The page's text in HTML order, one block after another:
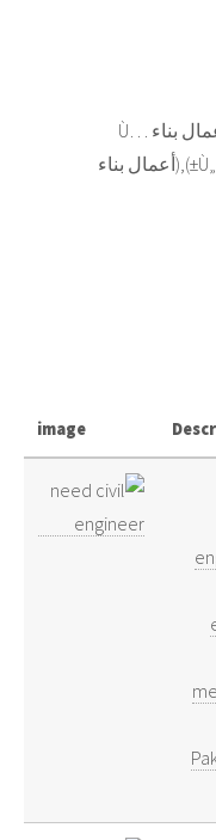
أعمال بناء:(أعمال بناء Ù„Ù„Ø¨ÙŠØ¹),(أعمال بناء Ù…
Ø·Ù„ÙˆØ¨Ù‡),(أعمال بناء Ù„Ù„Ø£Ø¬Ø§Ø±),(أعمال بناء
image